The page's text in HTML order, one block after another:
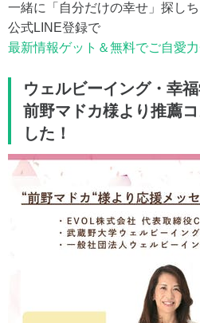
一緒に「自分だけの幸せ」探しち
公式LINE登録で
最新情報ゲット＆無料でご自愛
ウェルビーイング・幸
前野マドカ様より推薦
した！